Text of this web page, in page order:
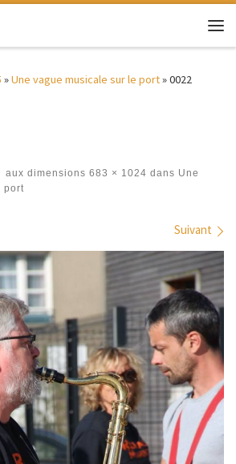
»Une vague musicale sur le port»0022
aux dimensions 683 × 1024 dans Une
port
images Suivant